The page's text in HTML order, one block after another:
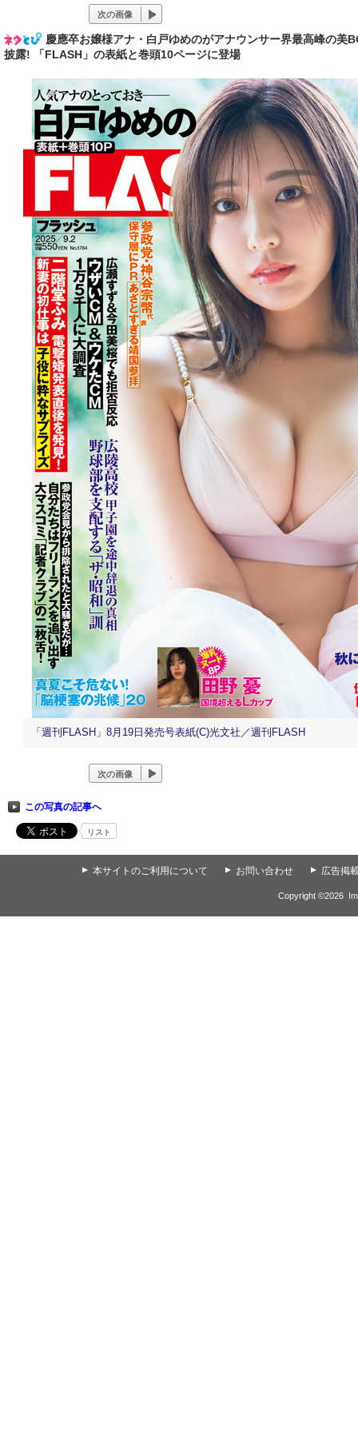
次の画像
慶應卒お嬢様アナ・白戸ゆめのがアナウンサー界最高峰の美
披露! 「FLASH」の表紙と巻頭10ページに登場
「週刊FLASH」8月19日発売号表紙(C)光文社／週刊FLASH
次の画像
この写真の記事へ
リスト
▲ 本サイトのご利用について ▲ お問い合わせ ▲ 広告掲
Copyright ©2026